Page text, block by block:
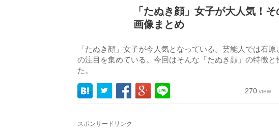
「たぬき顔」女子が大人気！
画像まとめ
「たぬき顔」女子が今人気となっている。芸能人では石
の注目を集めている。今回はそんな「たぬき顔」の特徴
た。
270 view
スポンサードリンク